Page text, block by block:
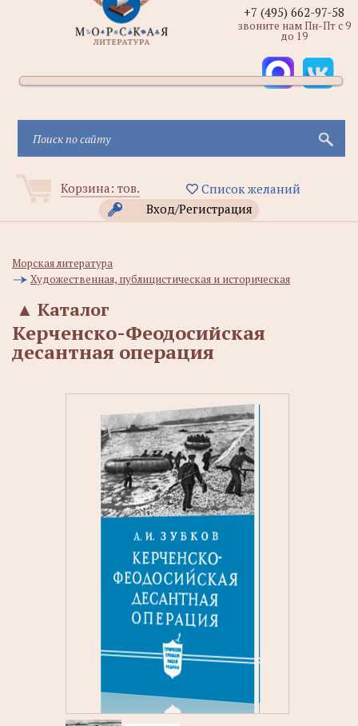
Корзина: тов.
Список желаний
Вход/Регистрация
+7 (495) 662-97-58
звоните нам Пн-Пт с 9
до 19
Морская литература
Художественная, публицистическая и историческая
Каталог
▲
Керченско-Феодосийская
десантная операция